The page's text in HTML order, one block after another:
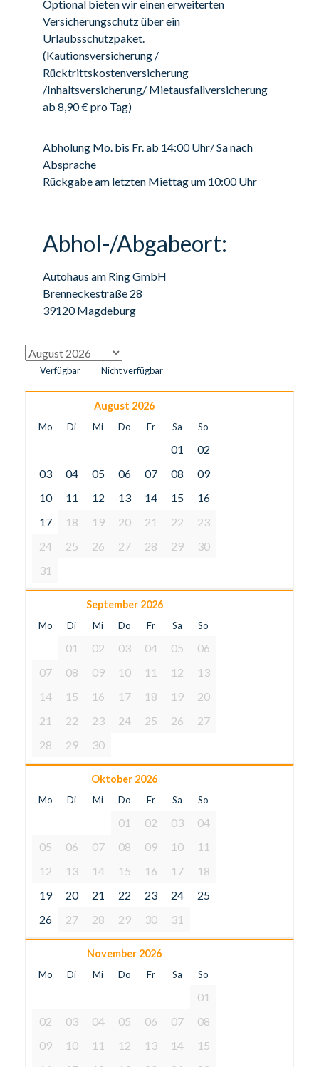
Optional bieten wir einen erweiterten
Versicherungschutz über ein
Urlaubsschutzpaket.
(Kautionsversicherung /
Rücktrittskostenversicherung
/Inhaltsversicherung/ Mietausfallversicherung
ab 8,90 € pro Tag)
Abholung Mo. bis Fr. ab 14:00 Uhr/ Sa nach
Absprache
Rückgabe am letzten Miettag um 10:00 Uhr
Abhol-/Abgabeort:
Autohaus am Ring GmbH
Brenneckestraße 28
39120 Magdeburg
Verfügbar Nicht verfügbar
August 2026
Mo Di Mi Do Fr Sa So
01
02
03
04 05 06 07 08
09
10
11 12 13 14 15
16
17
18 19 20 21 22
23
24
25 26 27 28 29
30
31
September 2026
Mo Di Mi Do Fr Sa So
01 02 03 04 05
06
07
08 09 10 11 12
13
14
15 16 17 18 19
20
21
22 23 24 25 26
27
28
29 30
Oktober 2026
Mo Di Mi Do Fr Sa So
01 02 03
04
05
06 07 08 09 10
11
12
13 14 15 16 17
18
19
20 21 22 23 24
25
26
27 28 29 30 31
November 2026
Mo Di Mi Do Fr Sa So
01
02
03 04 05 06 07
08
09
10 11 12 13 14
15